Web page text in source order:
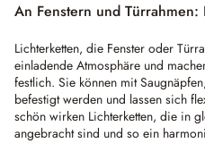
An Fenstern und
Lichterketten, die Fenster oder
einladende Atmosphäre und
festlich. Sie können mit
befestigt werden und lassen sich
schön wirken Lichterketten, die in
angebracht sind und so ein